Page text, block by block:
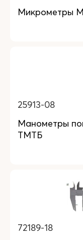
Микрометры
25913-08
Манометры
ТМТБ
72189-18